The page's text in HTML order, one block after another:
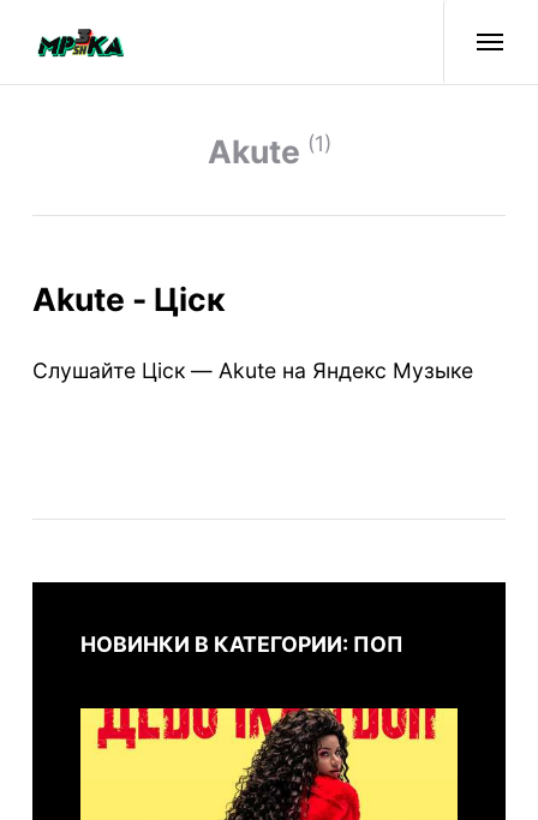
Akute (1)
Akute - Ціск
Слушайте Ціск — Akute на Яндекс Музыке
НОВИНКИ В КАТЕГОРИИ: ПОП